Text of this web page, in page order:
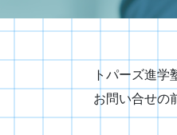
トパーズ進学
お問い合せの